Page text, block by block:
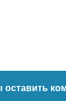
оставить